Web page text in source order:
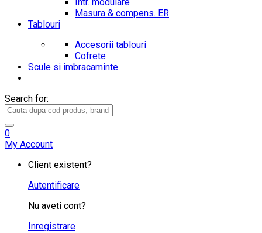
Masura & compens. ER
Tablouri
Accesorii tablouri
Cofrete
Scule si imbracaminte
Search for:
0
My Account
Client existent?
Autentificare
Nu aveti cont?
Inregistrare